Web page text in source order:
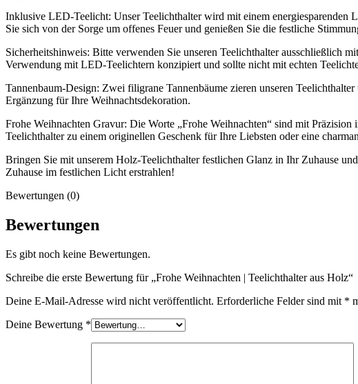
Inklusive LED-Teelicht: Unser Teelichthalter wird mit einem energiesparenden
Sie sich von der Sorge um offenes Feuer und genießen Sie die festliche
Sicherheitshinweis: Bitte verwenden Sie unseren Teelichthalter ausschließlich
Verwendung mit LED-Teelichtern konzipiert und sollte nicht mit echten
Tannenbaum-Design: Zwei filigrane Tannenbäume zieren unseren
Ergänzung für Ihre Weihnachtsdekoration.
Frohe Weihnachten Gravur: Die Worte „Frohe Weihnachten“ sind mit
Teelichthalter zu einem originellen Geschenk für Ihre Liebsten oder eine
Bringen Sie mit unserem Holz-Teelichthalter festlichen Glanz in Ihr Zuhause
Zuhause im festlichen Licht erstrahlen!
Bewertungen (0)
Bewertungen
Es gibt noch keine Bewertungen.
Schreibe die erste Bewertung für „Frohe Weihnachten | Teelichthalter aus Holz“
Deine E-Mail-Adresse wird nicht veröffentlicht. Erforderliche Felder sind mit *
Deine Bewertung *